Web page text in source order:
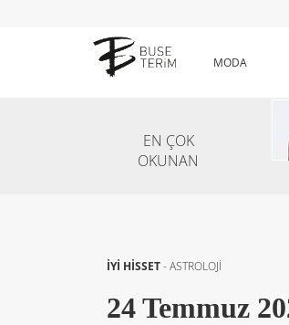
MODA
EN ÇOK
OKUNAN
İYİ HİSSET-ASTROLOJİ
24 Temmuz